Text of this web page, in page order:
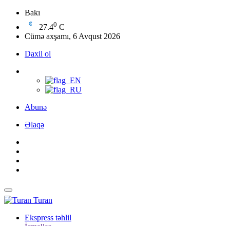
Bakı
27.40 C
Cümə axşamı, 6 Avqust 2026
Daxil ol
Abunə
Əlaqə
Turan
Ekspress təhlil